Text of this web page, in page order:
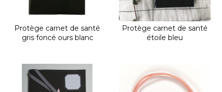
Protège carnet de santé
gris foncé ours blanc
Protège carnet de santé
étoile bleu